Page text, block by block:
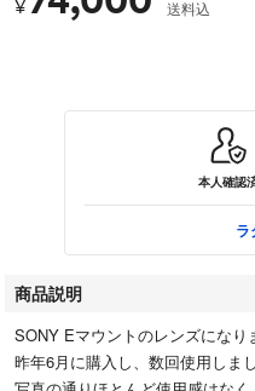
¥ 送料込
本人確認
ラ
商品説明
SONY Eマウントのレンズになり
昨年6月に購入し、数回使用しまし